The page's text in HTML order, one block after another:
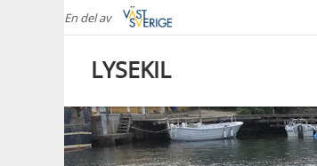
En del av
LYSEKIL